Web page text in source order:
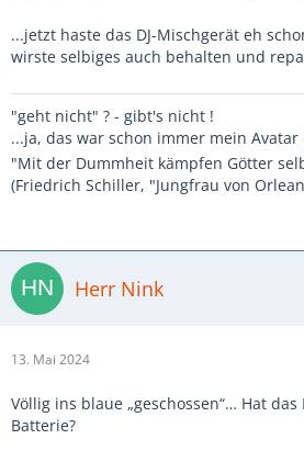
...jetzt haste das DJ-Mischgerät eh
wirste selbiges auch behalten und
"geht nicht" ? - gibt's nicht !
...ja, das war schon immer mein Avatar
"Mit der Dummheit kämpfen Götter
(Friedrich Schiller, "Jungfrau von
Herr Nink
13. Mai 2024
Völlig ins blaue „geschossen“… Hat
Batterie?